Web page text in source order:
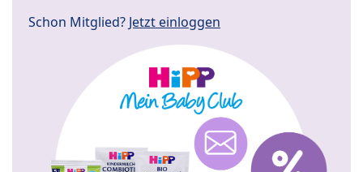
Schon Mitglied? Jetzt einloggen